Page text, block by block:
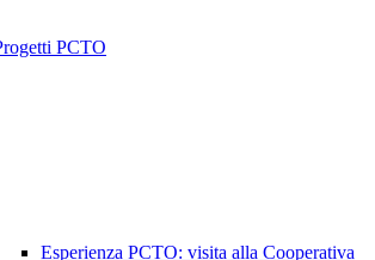
PCTO
Esperienza PCTO: visita alla Cooperativa